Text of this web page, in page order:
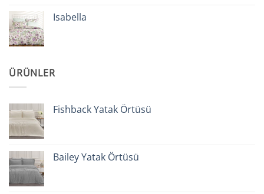
Isabella
ÜRÜNLER
Fishback Yatak Örtüsü
Bailey Yatak Örtüsü